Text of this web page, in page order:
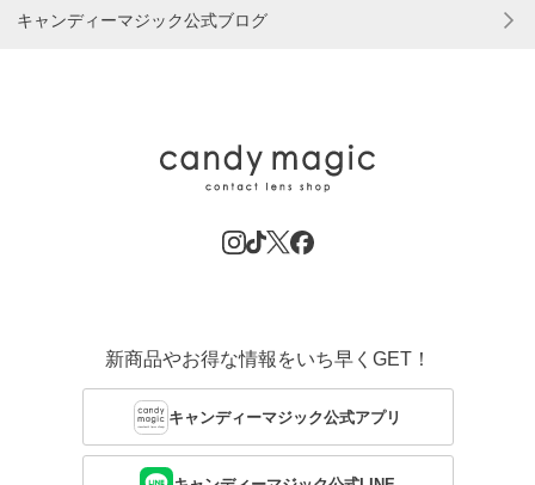
キャンディーマジック公式ブログ
新商品やお得な情報をいち早くGET！
キャンディーマジック公式アプリ